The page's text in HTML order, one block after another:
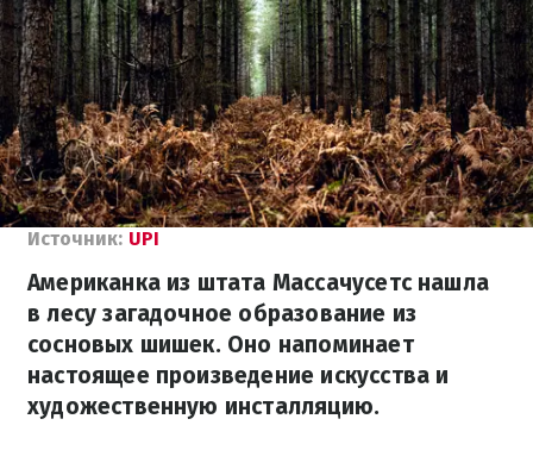
Источник: UPI
Американка из штата Массачусетс нашла
в лесу загадочное образование из
сосновых шишек. Оно напоминает
настоящее произведение искусства и
художественную инсталляцию.